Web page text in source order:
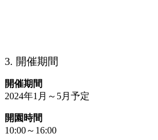
3. 開催期間
開催期間
2024年1月～5月予定
開園時間
10:00～16:00